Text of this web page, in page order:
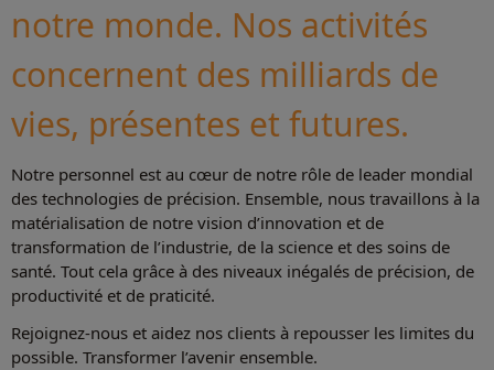
notre monde. Nos activités
concernent des milliards de
vies, présentes et futures.
Notre personnel est au cœur de notre rôle de leader mondial
des technologies de précision. Ensemble, nous travaillons à la
matérialisation de notre vision d’innovation et de
transformation de l’industrie, de la science et des soins de
santé. Tout cela grâce à des niveaux inégalés de précision, de
productivité et de praticité.
Rejoignez-nous et aidez nos clients à repousser les limites du
possible. Transformer l’avenir ensemble.